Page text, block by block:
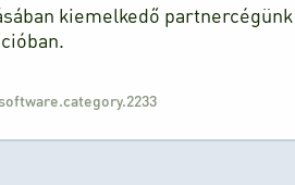
kiemelkedő